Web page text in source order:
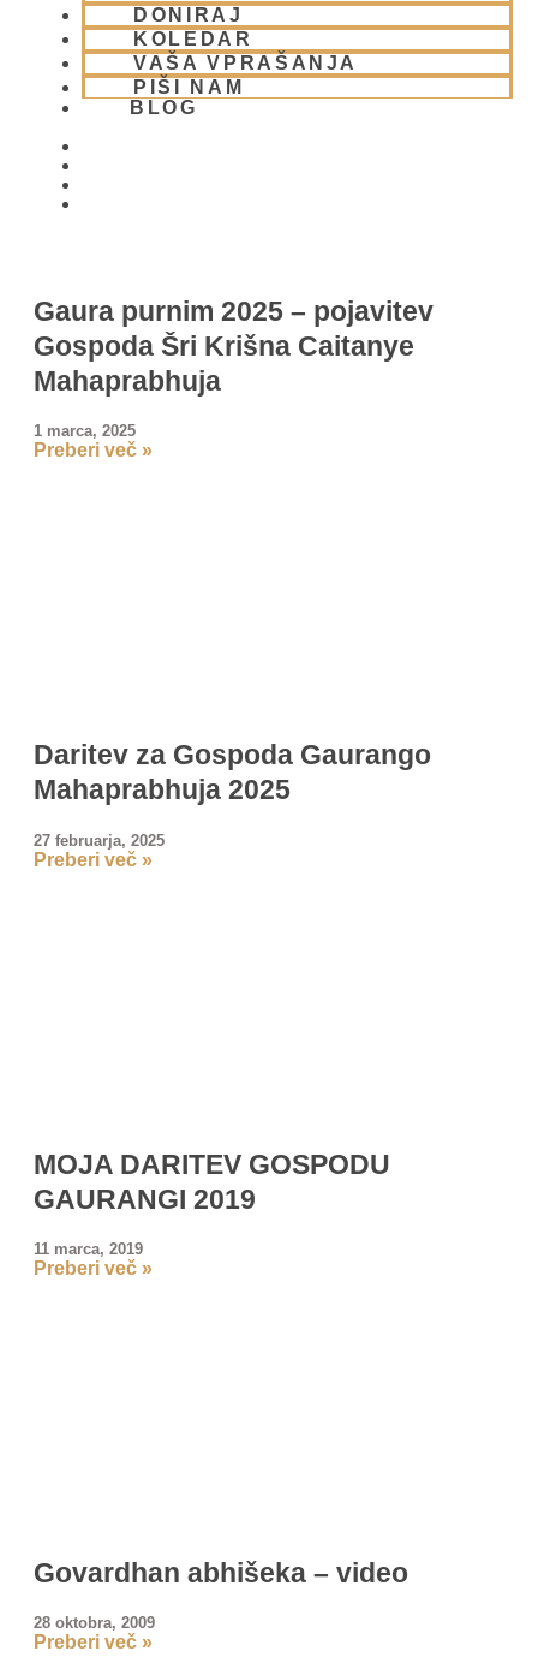
DONIRAJ
KOLEDAR
VAŠA VPRAŠANJA
PIŠI NAM
BLOG
Preberi več »
Gaura purnim 2025 – pojavitev
Gospoda Šri Krišna Caitanye
Mahaprabhuja
1 marca, 2025
Preberi več »
Daritev za Gospoda Gaurango
Mahaprabhuja 2025
27 februarja, 2025
Preberi več »
MOJA DARITEV GOSPODU
GAURANGI 2019
11 marca, 2019
Preberi več »
Govardhan abhišeka – video
28 oktobra, 2009
Preberi več »